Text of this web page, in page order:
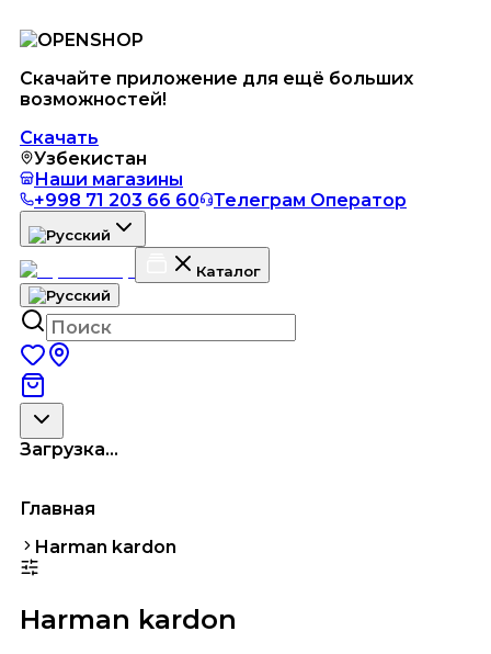
Скачайте приложение для ещё больших
возможностей!
Скачать
Узбекистан
Наши магазины
+998 71 203 66 60
Телеграм Оператор
Каталог
Загрузка...
Главная
Harman kardon
Harman kardon